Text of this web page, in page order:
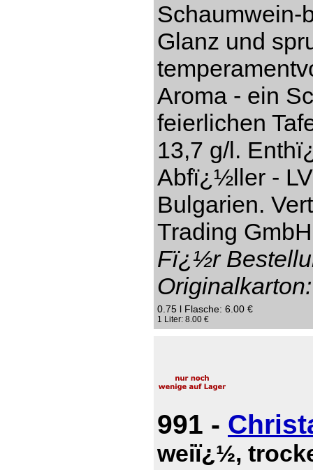
Schaumwein-
Glanz und
Aroma - ein
feierlichen
13,7 g/l.
Abfï¿½ller -
Bulgarien.
Trading
Fï¿½r
Originalkarton:
0.75 l Flasche: 6.00 €
1 Liter: 8.00 €
991 -
weiï¿½,